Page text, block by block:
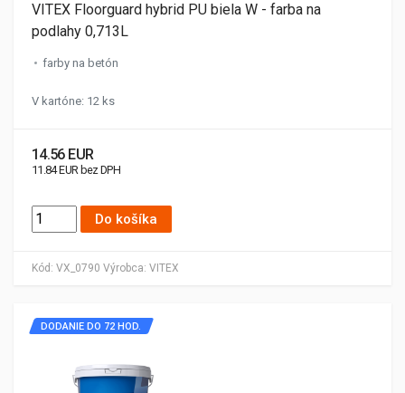
Kód: VX_0790 Výrobca: VITEX
VITEX Floorguard hybrid PU biela W - farba na
podlahy 0,713L
farby na betón
V kartóne: 12 ks
14.56 EUR
11.84 EUR bez DPH
Do košíka
DODANIE DO 72 HOD.